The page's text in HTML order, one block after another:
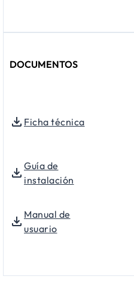
DOCUMENTOS
Ficha técnica
Guía de
instalación
Manual de
usuario